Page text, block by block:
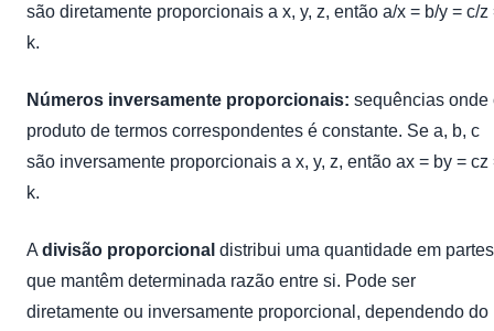
são diretamente proporcionais a x, y, z, então a/x = b/y = c/z
k.
Números inversamente proporcionais: sequências onde
produto de termos correspondentes é constante. Se a, b, c
são inversamente proporcionais a x, y, z, então ax = by = cz
k.
A divisão proporcional distribui uma quantidade em partes
que mantêm determinada razão entre si. Pode ser
diretamente ou inversamente proporcional, dependendo do